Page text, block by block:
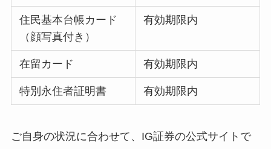
住民基本台帳カード
（顔写真付き）
有効期限内
在留カード 有効期限内
特別永住者証明書 有効期限内
ご自身の状況に合わせて、IG証券の公式サイトで